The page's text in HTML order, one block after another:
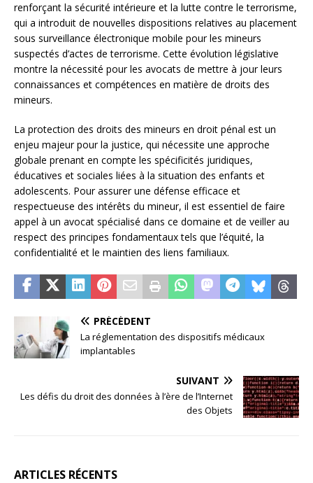
renforçant la sécurité intérieure et la lutte contre le terrorisme,
qui a introduit de nouvelles dispositions relatives au placement
sous surveillance électronique mobile pour les mineurs
suspectés d’actes de terrorisme. Cette évolution législative
montre la nécessité pour les avocats de mettre à jour leurs
connaissances et compétences en matière de droits des
mineurs.
La protection des droits des mineurs en droit pénal est un
enjeu majeur pour la justice, qui nécessite une approche
globale prenant en compte les spécificités juridiques,
éducatives et sociales liées à la situation des enfants et
adolescents. Pour assurer une défense efficace et
respectueuse des intérêts du mineur, il est essentiel de faire
appel à un avocat spécialisé dans ce domaine et de veiller au
respect des principes fondamentaux tels que l’équité, la
confidentialité et le maintien des liens familiaux.
PRÉCÉDENT
La réglementation des dispositifs médicaux
implantables
SUIVANT
Les défis du droit des données à l’ère de l’Internet
des Objets
ARTICLES RÉCENTS